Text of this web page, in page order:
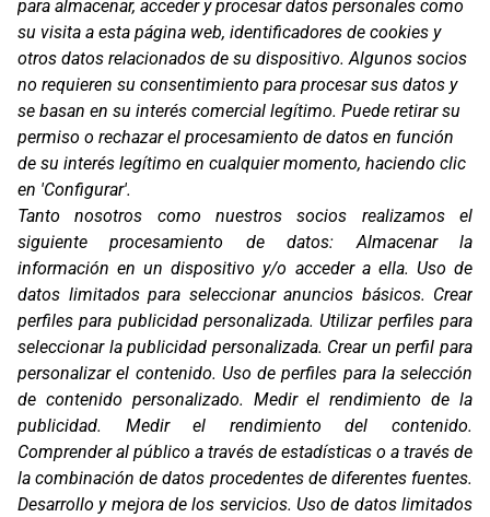
TFX4
para almacenar, acceder y procesar datos personales como
su visita a esta página web, identificadores de cookies y
otros datos relacionados de su dispositivo. Algunos socios
no requieren su consentimiento para procesar sus datos y
se basan en su interés comercial legítimo. Puede retirar su
permiso o rechazar el procesamiento de datos en función
de su interés legítimo en cualquier momento, haciendo clic
en 'Configurar'.
Tanto nosotros como nuestros socios realizamos el
siguiente procesamiento de datos:Almacenar la
información en un dispositivo y/o acceder a ella. Uso de
datos limitados para seleccionar anuncios básicos. Crear
perfiles para publicidad personalizada.Utilizar perfiles para
seleccionar la publicidad personalizada. Crear un perfil para
personalizar el contenido. Uso de perfiles para la selección
de contenido personalizado. Medir el rendimiento de la
publicidad. Medir el rendimiento del contenido.
Comprender al público a través de estadísticas o a través de
la combinación de datos procedentes de diferentes fuentes.
Desarrollo y mejora de los servicios.Uso de datos limitados